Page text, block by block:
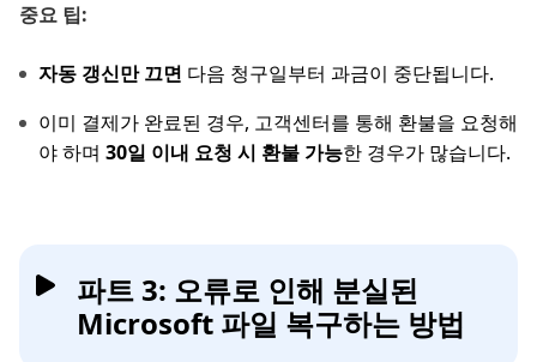
중요 팁:
자동 갱신만 끄면 다음 청구일부터 과금이 중단됩니다.
이미 결제가 완료된 경우, 고객센터를 통해 환불을 요청해
야 하며 30일 이내 요청 시 환불 가능한 경우가 많습니다.
파트 3: 오류로 인해 분실된
Microsoft 파일 복구하는 방법